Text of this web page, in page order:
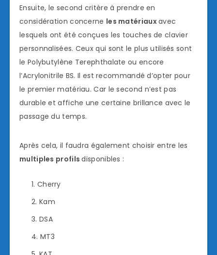
Ensuite, le second critère à prendre en
considération concerne les matériauxavec
lesquels ont été conçues les touches de clavier
personnalisées. Ceux qui sont le plus utilisés sont
le Polybutylène Terephthalate ou encore
l’Acrylonitrile BS. Il est recommandé d’opter pour
le premier matériau. Car le second n’est pas
durable et affiche une certaine brillance avec le
passage du temps.
Après cela, il faudra également choisir entre les
multiples profilsdisponibles :
Cherry
Kam
DSA
MT3